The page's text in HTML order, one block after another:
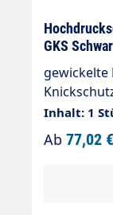
GKS
gewickelte
Inhalt: 1
Ab 77,02